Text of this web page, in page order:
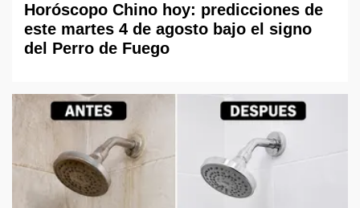
Horóscopo Chino hoy: predicciones de
este martes 4 de agosto bajo el signo
del Perro de Fuego